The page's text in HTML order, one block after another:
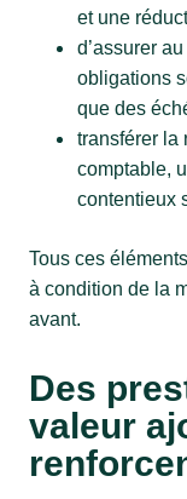
et une
d’assurer
obligations
que des
transférer la
comptable,
contentieux
Tous ces
à condition de la
avant.
Des
valeur